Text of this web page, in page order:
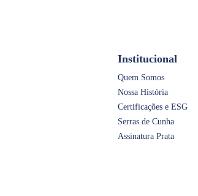
Institucional
Quem Somos
Nossa História
Certificações e ESG
Serras de Cunha
Assinatura Prata